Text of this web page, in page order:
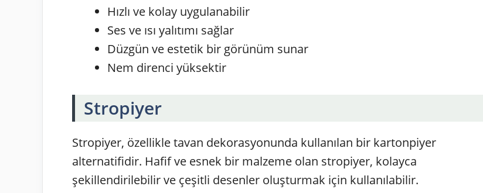
Hızlı ve kolay uygulanabilir
Ses ve ısı yalıtımı sağlar
Düzgün ve estetik bir görünüm sunar
Nem direnci yüksektir
Stropiyer
Stropiyer, özellikle tavan dekorasyonunda kullanılan bir kartonpiyer
alternatifidir. Hafif ve esnek bir malzeme olan stropiyer, kolayca
şekillendirilebilir ve çeşitli desenler oluşturmak için kullanılabilir.